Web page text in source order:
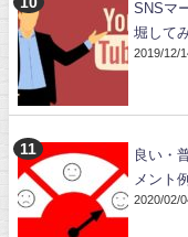
SNSマ
堀して
2019/12/
良い・
メント
2020/02/